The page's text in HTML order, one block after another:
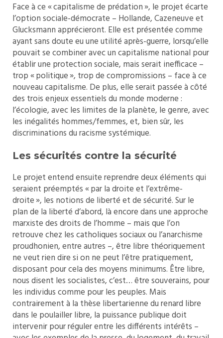
Face à ce « capitalisme de prédation », le projet écarte
l’option sociale-démocrate – Hollande, Cazeneuve et
Glucksmann apprécieront. Elle est présentée comme
ayant sans doute eu une utilité après-guerre, lorsqu’elle
pouvait se combiner avec un capitalisme national pour
établir une protection sociale, mais serait inefficace –
trop « politique », trop de compromissions – face à ce
nouveau capitalisme. De plus, elle serait passée à côté
des trois enjeux essentiels du monde moderne :
l’écologie, avec les limites de la planète, le genre, avec
les inégalités hommes/femmes, et, bien sûr, les
discriminations du racisme systémique.
Les sécurités contre la sécurité
Le projet entend ensuite reprendre deux éléments qui
seraient préemptés « par la droite et l’extrême-
droite », les notions de liberté et de sécurité. Sur le
plan de la liberté d’abord, là encore dans une approche
marxiste des droits de l’homme – mais que l’on
retrouve chez les catholiques sociaux ou l’anarchisme
proudhonien, entre autres –, être libre théoriquement
ne veut rien dire si on ne peut l’être pratiquement,
disposant pour cela des moyens minimums. Être libre,
nous disent les socialistes, c’est… être souverains, pour
les individus comme pour les peuples. Mais
contrairement à la thèse libertarienne du renard libre
dans le poulailler libre, la puissance publique doit
intervenir pour réguler entre les différents intérêts –